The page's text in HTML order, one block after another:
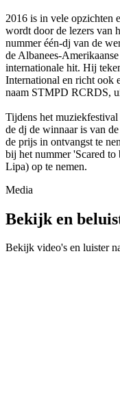
2016 is in vele opzichten
wordt door de lezers van
nummer één-dj van de
de Albanees-
internationale hit. Hij
International en richt ook
naam STMPD RCRDS,
Tijdens het
de dj de winnaar is van
de prijs in ontvangst te
bij het nummer 'Scared to
Lipa) op te nemen.
Media
Bekijk en
Bekijk video's en luister